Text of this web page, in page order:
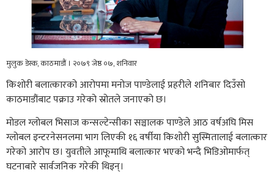
मुलुक डेस्क, काठमाडौं । २०७९ जेष्ठ ०७, शनिवार
किशोरी बलात्कारको आरोपमा मनोज पाण्डेलाई प्रहरीले शनिबार दिउँसो
काठमाडौंबाट पक्राउ गरेको स्रोतले जनाएको छ।
मोडल ग्लोबल भिसाज कन्सल्टेन्सीका सञ्चालक पाण्डेले आठ वर्षअघि मिस
ग्लोबल इन्टरनेसनलमा भाग लिएकी १६ वर्षीया किशोरी सुस्मितालाई बलात्कार
गरेको आरोप छ। युवतीले आफूमाथि बलात्कार भएको भन्दै भिडिओमार्फत्
घटनाबारे सार्वजनिक गरेकी थिइन्।